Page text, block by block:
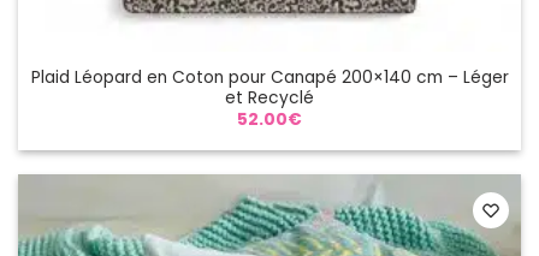
Plaid Léopard en Coton pour Canapé 200×140 cm – Léger
et Recyclé
52.00€